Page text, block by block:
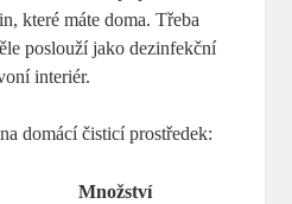
které máte doma. Třeba
poslouží jako dezinfekční
interiér.
domácí čisticí prostředek:
Množství